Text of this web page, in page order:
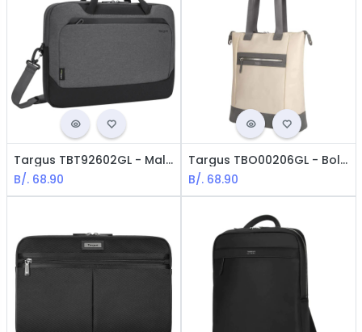
Targus TBT92602GL - Maletín para Laptop con EcoSmart / 15.6" / Gris
B/. 68.90
Targus TBO00206GL - Bolso Newport North-South / 15.6"
B/. 68.90